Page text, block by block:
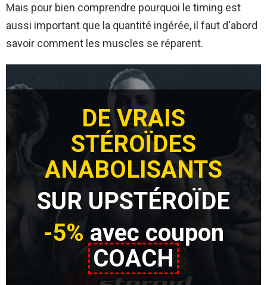
Mais pour bien comprendre pourquoi le timing est
aussi important que la quantité ingérée, il faut d'abord
savoir comment les muscles se réparent.
DE VRAIS
STÉROÏDES
ANABOLISANTS
SUR UPSTÉROÏDE
-5% avec coupon
COACH